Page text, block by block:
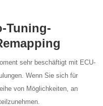
Tuning-
sehr beschäftigt mit ECU-
Wenn Sie sich für
von Möglichkeiten, an